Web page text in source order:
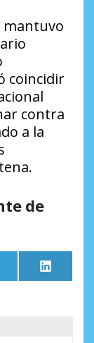
mantuvo
coincidir
contra
a la
de
Telegram
en
LinkedIn